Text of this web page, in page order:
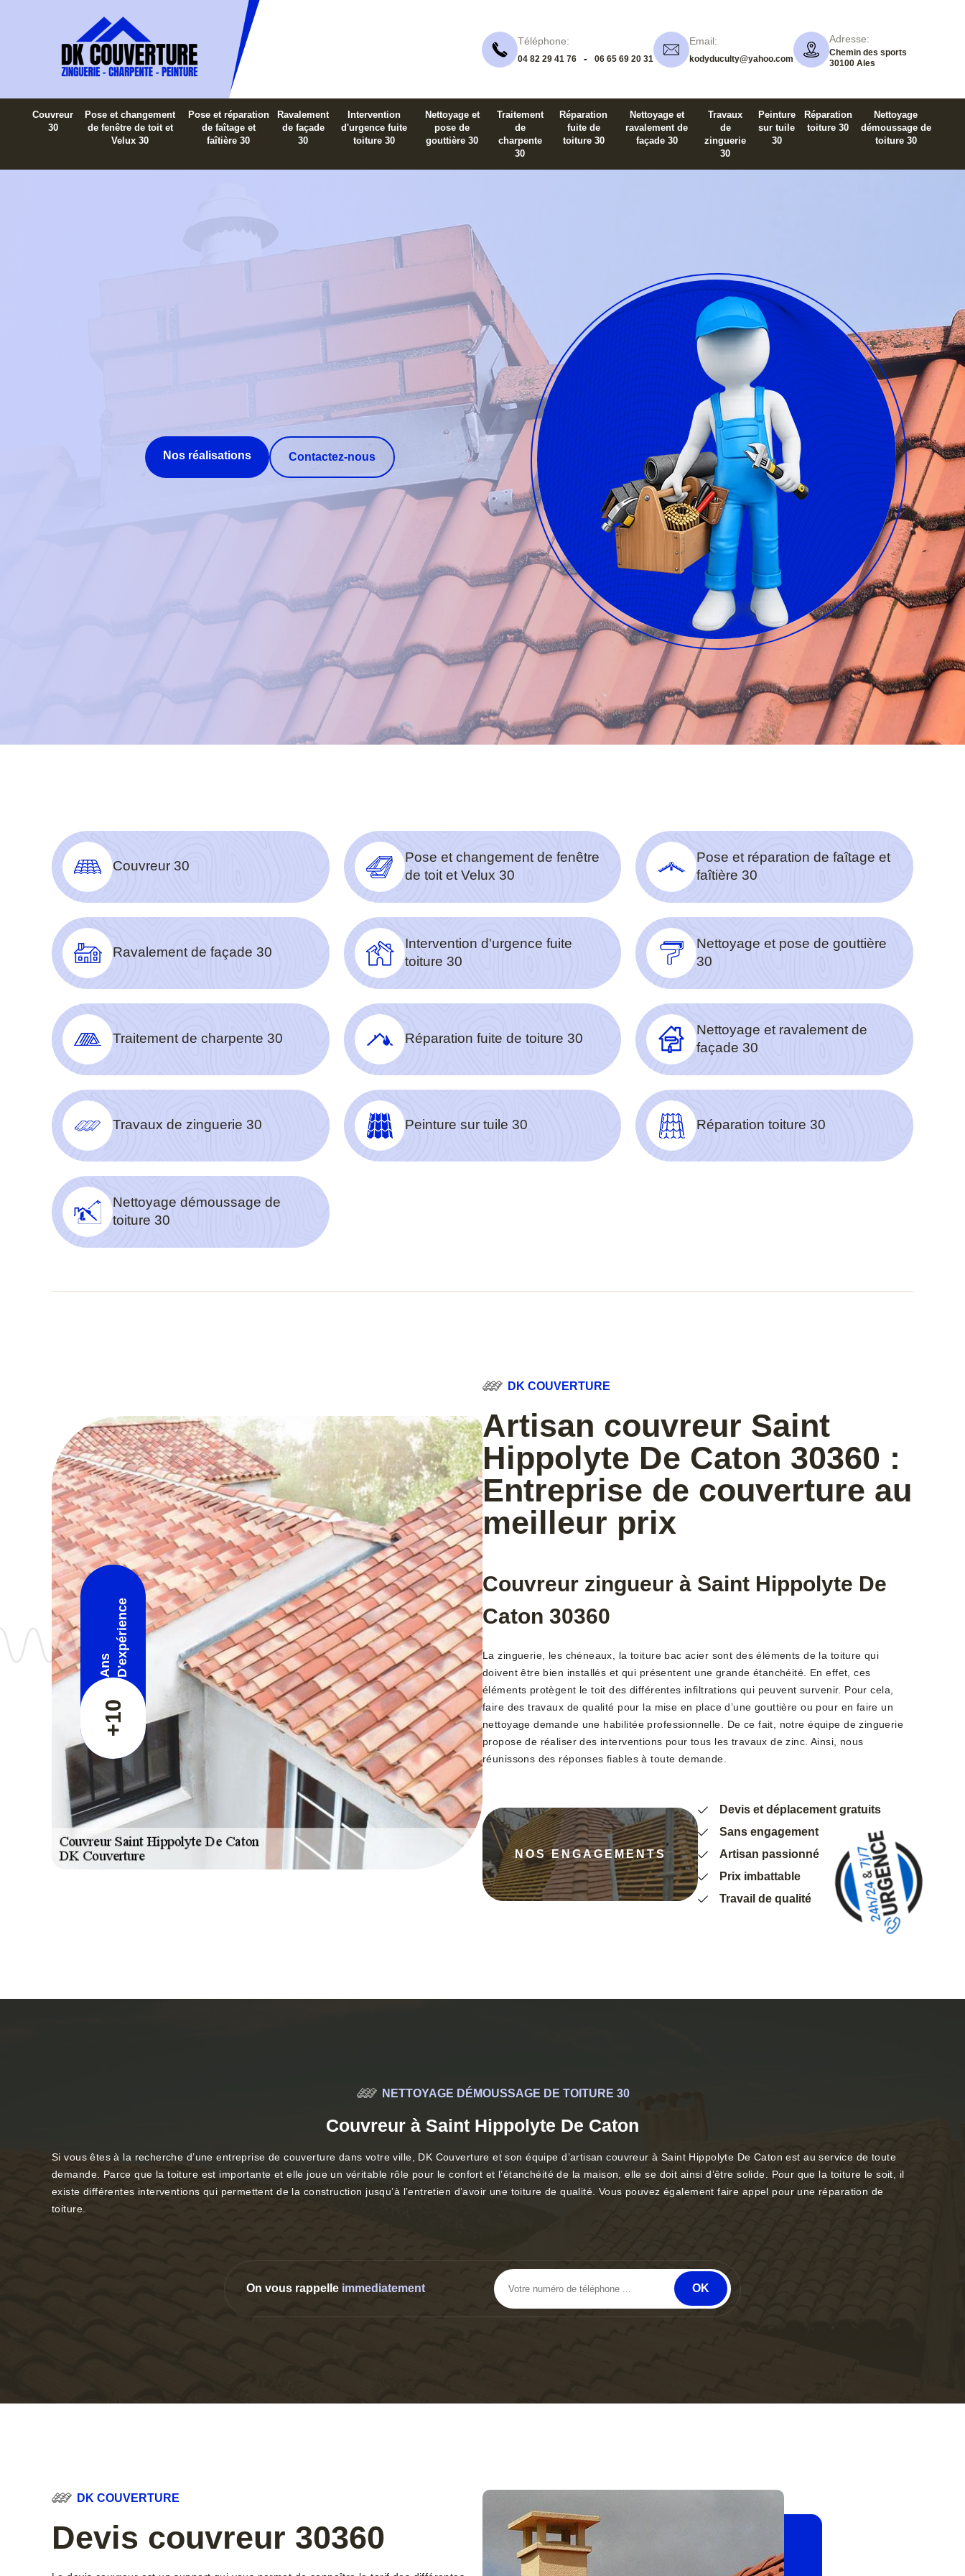
Téléphone:
04 82 29 41 76 - 06 65 69 20 31
Email:
kodyduculty@yahoo.com
Adresse:
Chemin des sports
30100 Ales
Couvreur
30
Pose et changement
de fenêtre de toit et
Velux 30
Pose et réparation
de faîtage et
faîtière 30
Ravalement
de façade
30
Intervention
d'urgence fuite
toiture 30
Nettoyage et
pose de
gouttière 30
Traitement
de
charpente
30
Réparation
fuite de
toiture 30
Nettoyage et
ravalement de
façade 30
Travaux
de
zinguerie
30
Peinture
sur tuile
30
Réparation
toiture 30
Nettoyage
démoussage de
toiture 30
Nos réalisations Contactez-nous
Couvreur 30
Pose et changement de fenêtre
de toit et Velux 30
Pose et réparation de faîtage et
faîtière 30
Ravalement de façade 30
Intervention d'urgence fuite
toiture 30
Nettoyage et pose de gouttière
30
Traitement de charpente 30 Réparation fuite de toiture 30
Nettoyage et ravalement de
façade 30
Travaux de zinguerie 30 Peinture sur tuile 30 Réparation toiture 30
Nettoyage démoussage de
toiture 30
+10
Ans D'expérience
DK COUVERTURE
Artisan couvreur Saint
Hippolyte De Caton 30360 :
Entreprise de couverture au
meilleur prix
Couvreur zingueur à Saint Hippolyte De
Caton 30360
La zinguerie, les chéneaux, la toiture bac acier sont des éléments de la toiture qui
doivent être bien installés et qui présentent une grande étanchéité. En effet, ces
éléments protègent le toit des différentes infiltrations qui peuvent survenir. Pour cela,
faire des travaux de qualité pour la mise en place d’une gouttière ou pour en faire un
nettoyage demande une habilitée professionnelle. De ce fait, notre équipe de zinguerie
propose de réaliser des interventions pour tous les travaux de zinc. Ainsi, nous
réunissons des réponses fiables à toute demande.
NOS ENGAGEMENTS
Devis et déplacement gratuits
Sans engagement
Artisan passionné
Prix imbattable
Travail de qualité
NETTOYAGE DÉMOUSSAGE DE TOITURE 30
Couvreur à Saint Hippolyte De Caton
Si vous êtes à la recherche d’une entreprise de couverture dans votre ville, DK Couverture et son équipe d’artisan couvreur à Saint Hippolyte De Caton est au service de toute
demande. Parce que la toiture est importante et elle joue un véritable rôle pour le confort et l’étanchéité de la maison, elle se doit ainsi d’être solide. Pour que la toiture le soit, il
existe différentes interventions qui permettent de la construction jusqu’à l’entretien d’avoir une toiture de qualité. Vous pouvez également faire appel pour une réparation de
toiture.
On vous rappelle immediatement
DK COUVERTURE
Devis couvreur 30360